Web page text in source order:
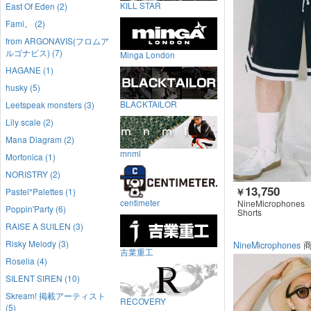
￥13,750
NineMicrophones
Shorts
NineMicrophones
East Of Eden (2)
Fami。 (2)
from ARGONAVIS(フロムア
ルゴナビス) (7)
HAGANE (1)
husky (5)
Leetspeak monsters (3)
Lily scale (2)
Mana Diagram (2)
Morfonica (1)
NORISTRY (2)
Pastel*Palettes (1)
Poppin'Party (6)
RAISE A SUILEN (3)
Risky Melody (3)
Roselia (4)
SILENT SIREN (10)
Skream! 掲載アーティスト
(5)
KILL STAR
Minga London
BLACKTAILOR
mnml
centimeter
吉業重工
RECOVERY